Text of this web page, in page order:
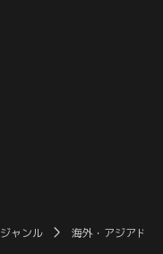
ジャンル 海外・アジアドラ